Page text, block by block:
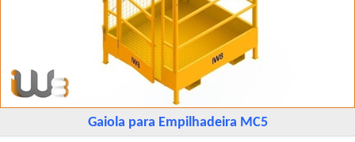
Gaiola para Empilhadeira MC5